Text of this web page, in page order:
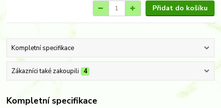
Přidat do košíku
Kompletní specifikace
Zákazníci také zakoupili 4
Kompletní specifikace